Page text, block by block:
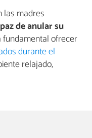
las madres
de anular su
fundamental ofrecer
durante el
relajado,